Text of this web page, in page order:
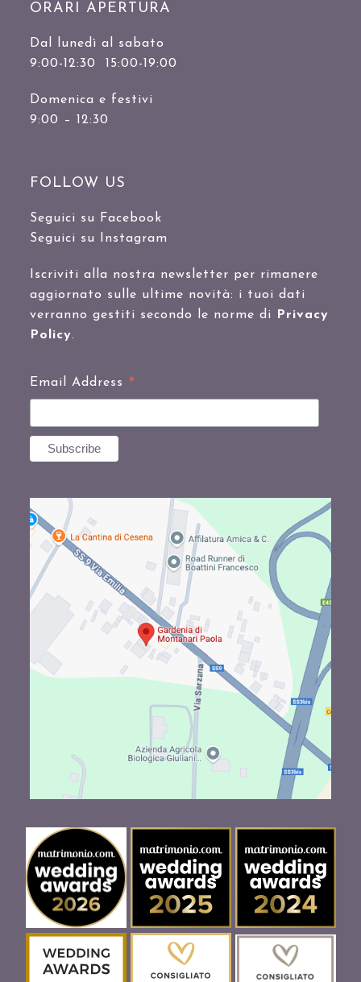
ORARI APERTURA
Dal lunedì al sabato
9:00-12:30 15:00-19:00
Domenica e festivi
9:00 – 12:30
FOLLOW US
Seguici su Facebook
Seguici su Instagram
Iscriviti alla nostra newsletter per rimanere
aggiornato sulle ultime novità: i tuoi dati
verranno gestiti secondo le norme di Privacy
Policy.
Email Address *